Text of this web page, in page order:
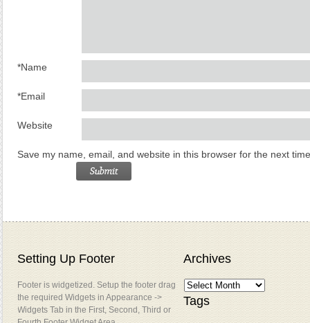
Name
*
Email
*
Website
Save my name, email, and website in this browser for the next
Setting Up Footer
Footer is widgetized. Setup the footer drag
the required Widgets in Appearance ->
Widgets Tab in the First, Second, Third or
Archives
Tags